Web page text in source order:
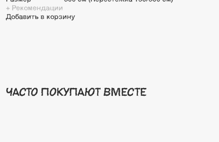
+ Рекомендации
Добавить в корзину
часто покупают вместе